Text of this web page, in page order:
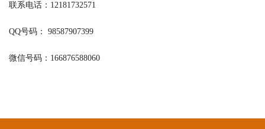
联系电话：12181732571
QQ号码： 98587907399
微信号码：166876588060